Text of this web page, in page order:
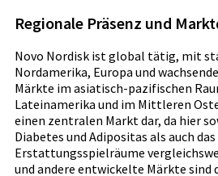
Regionale Präsenz und
Novo Nordisk ist global tätig, mit
Nordamerika, Europa und
Märkte im asiatisch-pazifischen
Lateinamerika und im Mittleren
einen zentralen Markt dar, da hier
Diabetes und Adipositas als auch
Erstattungsspielräume
und andere entwickelte Märkte